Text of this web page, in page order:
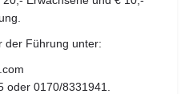
der Führung unter:
0170/8331941.